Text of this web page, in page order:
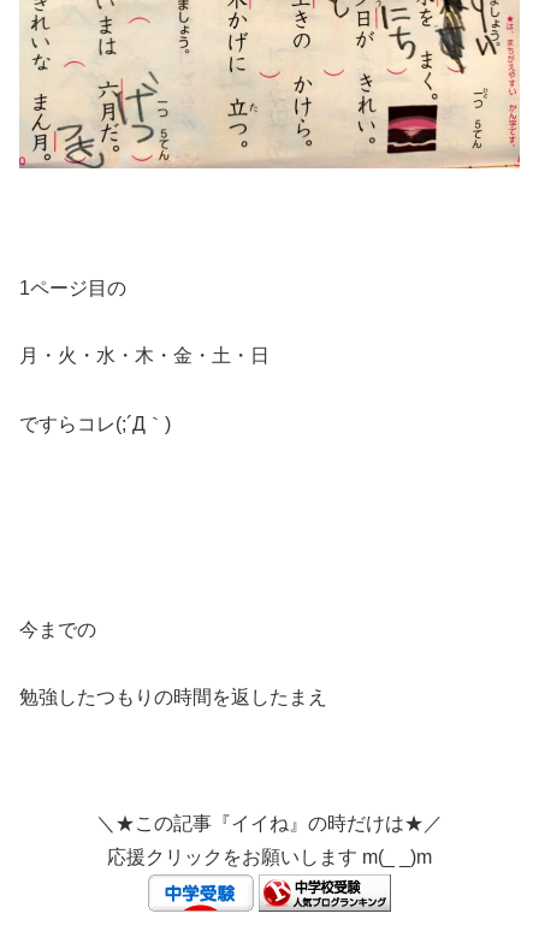
1ページ目の
月・火・水・木・金・土・日
ですらコレ(;´Д｀)
今までの
勉強したつもりの時間を返したまえ
＼★この記事『イイね』の時だけは★／
応援クリックをお願いします m(_ _)m